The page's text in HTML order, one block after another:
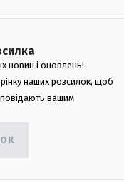
новин і оновлень!
наших розсилок, щоб
вашим